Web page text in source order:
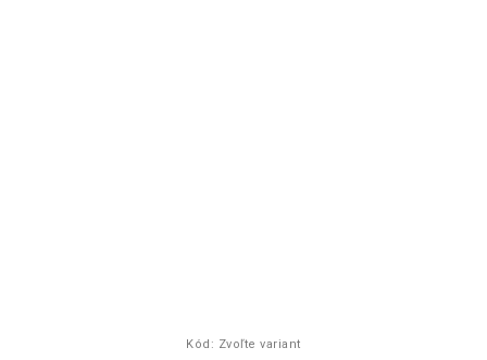
Kód: Zvoľte variant